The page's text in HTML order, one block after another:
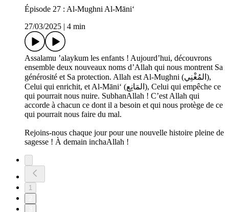
Épisode 27 : Al-Mughni Al-Māni‘
27/03/2025
4 min
Assalamu ’alaykum les enfants ! Aujourd’hui, découvrons
ensemble deux nouveaux noms d’Allah qui nous montrent Sa
générosité et Sa protection. Allah est Al-Mughni (المُغْنِي),
Celui qui enrichit, et Al-Māni‘ (المَانِع), Celui qui empêche ce
qui pourrait nous nuire. SubhanAllah ! C’est Allah qui
accorde à chacun ce dont il a besoin et qui nous protège de ce
qui pourrait nous faire du mal.
Rejoins-nous chaque jour pour une nouvelle histoire pleine de
sagesse ! À demain inchaAllah !
1